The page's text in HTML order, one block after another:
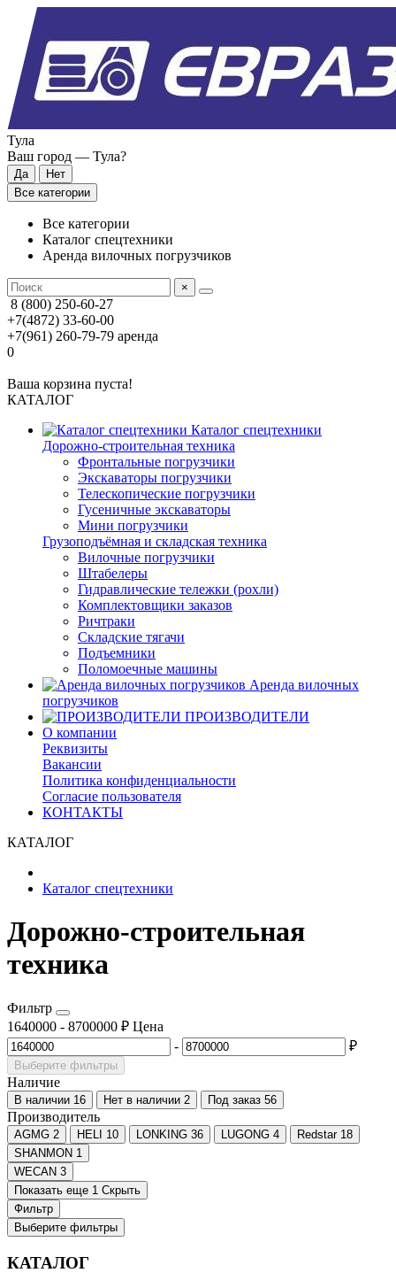
Тула
Ваш город — Тула?
Все категории
Все категории
Каталог спецтехники
Аренда вилочных погрузчиков
×
8 (800) 250-60-27
+7(4872) 33-60-00
+7(961) 260-79-79 аренда
0
Ваша корзина пуста!
КАТАЛОГ
Каталог спецтехники
Дорожно-строительная техника
Фронтальные погрузчики
Экскаваторы погрузчики
Телескопические погрузчики
Гусеничные экскаваторы
Мини погрузчики
Грузоподъёмная и складская техника
Вилочные погрузчики
Штабелеры
Гидравлические тележки (рохли)
Комплектовщики заказов
Ричтраки
Складские тягачи
Подъемники
Поломоечные машины
Аренда вилочных
погрузчиков
ПРОИЗВОДИТЕЛИ
О компании
Реквизиты
Вакансии
Политика конфиденциальности
Согласие пользователя
КОНТАКТЫ
КАТАЛОГ
Каталог спецтехники
Дорожно-строительная
техника
Фильтр
1640000 - 8700000 ₽ Цена
-
₽
Выберите фильтры
Наличие
В наличии 16 Нет в наличии 2 Под заказ 56
Производитель
AGMG 2 HELI 10 LONKING 36 LUGONG 4 Redstar 18
SHANMON 1
WECAN 3
Показать еще 1 Скрыть
Фильтр
Выберите фильтры
КАТАЛОГ